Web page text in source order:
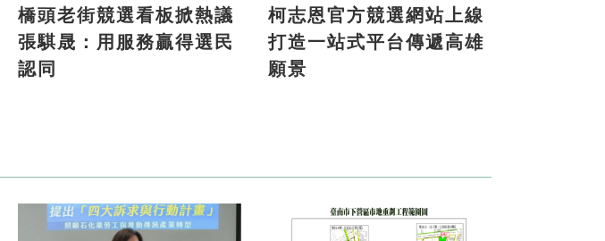
橋頭老街競選看板掀熱議
張騏晟：用服務贏得選民
認同
柯志恩官方競選網站上線
打造一站式平台傳遞高雄
願景